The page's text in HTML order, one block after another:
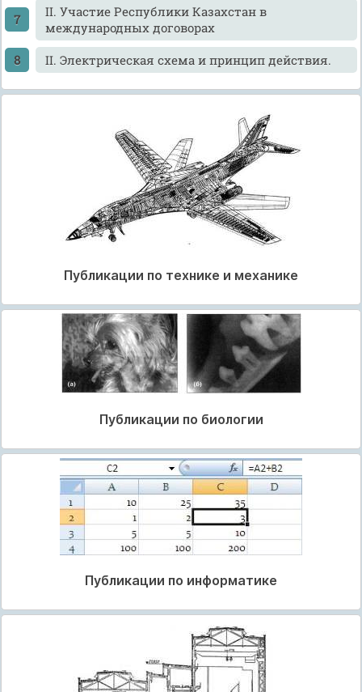
II. Участие Республики Казахстан в
международных договорах
II. Электрическая схема и принцип действия.
Публикации по технике и механике
Публикации по биологии
Публикации по информатике